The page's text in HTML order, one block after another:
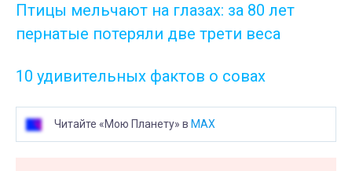
Птицы мельчают на глазах: за 80 лет
пернатые потеряли две трети веса
10 удивительных фактов о совах
Читайте «Мою Планету» в MAX